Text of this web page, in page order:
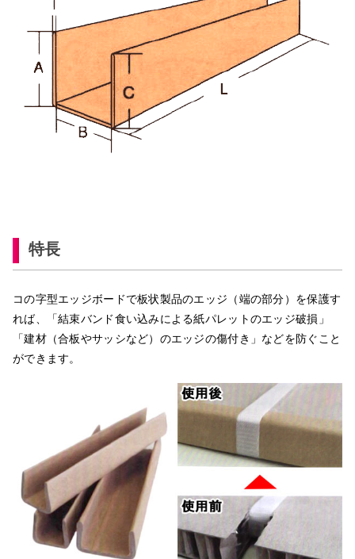
特長
コの字型エッジボードで板状製品のエッジ（端の部分）を保護す
れば、「結束バンド食い込みによる紙パレットのエッジ破損」
「建材（合板やサッシなど）のエッジの傷付き」などを防ぐこと
ができます。